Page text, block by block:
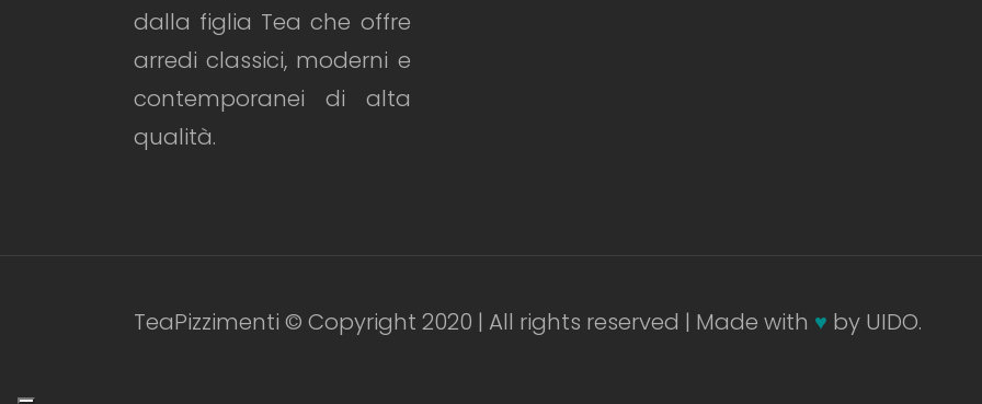
dalla figlia Tea che offre
arredi classici, moderni e
contemporanei di alta
qualità.
TeaPizzimenti © Copyright 2020 | All rights reserved | Made with ♥ by UIDO.